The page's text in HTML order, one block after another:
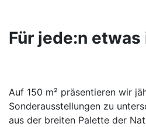
Für jede:n
Auf 150 m² präsentieren wir
Sonderausstellungen zu
aus der breiten Palette der